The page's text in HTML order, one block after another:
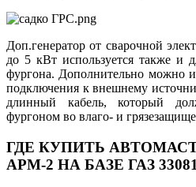
Доп.генератор от сварочной
до 5 кВт используется также и
фургона. Дополнительно можно
подключения к внешнему
длинный кабель, который
фургоном во влаго- и
ГДЕ КУПИТЬ
АРМ-2 НА БАЗЕ ГАЗ